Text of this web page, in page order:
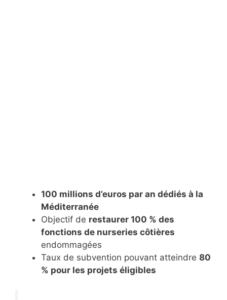
100 millions d’euros par an dédiés à la
Méditerranée
Objectif de restaurer 100 % des
fonctions de nurseries côtières
endommagées
Taux de subvention pouvant atteindre 80
% pour les projets éligibles